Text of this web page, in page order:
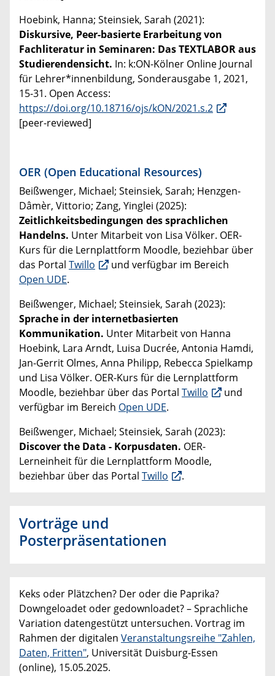
Hoebink, Hanna; Steinsiek, Sarah (2021):
Diskursive, Peer-basierte Erarbeitung von
Fachliteratur in Seminaren: Das TEXTLABOR aus
Studierendensicht. In: k:ON-Kölner Online Journal
für Lehrer*innenbildung, Sonderausgabe 1, 2021,
15-31. Open Access:
https://doi.org/10.18716/ojs/kON/2021.s.2
[peer-reviewed]
OER (Open Educational Resources)
Beißwenger, Michael; Steinsiek, Sarah; Henzgen-
Dâmèr, Vittorio; Zang, Yinglei (2025):
Zeitlichkeitsbedingungen des sprachlichen
Handelns. Unter Mitarbeit von Lisa Völker. OER-
Kurs für die Lernplattform Moodle, beziehbar über
das Portal Twillo
und verfügbar im Bereich
Open UDE.
Beißwenger, Michael; Steinsiek, Sarah (2023):
Sprache in der internetbasierten
Kommunikation. Unter Mitarbeit von Hanna
Hoebink, Lara Arndt, Luisa Ducrée, Antonia Hamdi,
Jan-Gerrit Olmes, Anna Philipp, Rebecca Spielkamp
und Lisa Völker. OER-Kurs für die Lernplattform
Moodle, beziehbar über das Portal Twillo
und
verfügbar im Bereich Open UDE.
Beißwenger, Michael; Steinsiek, Sarah (2023):
Discover the Data - Korpusdaten. OER-
Lerneinheit für die Lernplattform Moodle,
beziehbar über das Portal Twillo .
Vorträge und
Posterpräsentationen
Keks oder Plätzchen? Der oder die Paprika?
Downgeloadet oder gedownloadet? – Sprachliche
Variation datengestützt untersuchen. Vortrag im
Rahmen der digitalen Veranstaltungsreihe "Zahlen,
Daten, Fritten", Universität Duisburg-Essen
(online), 15.05.2025.